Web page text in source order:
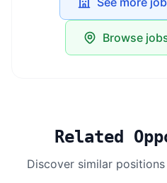
Browse
Related
Discover similar